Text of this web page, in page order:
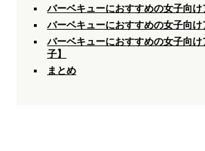
バーベキューにおすすめの女子向け
バーベキューにおすすめの女子向け
バーベキューにおすすめの女子向
子】
まとめ